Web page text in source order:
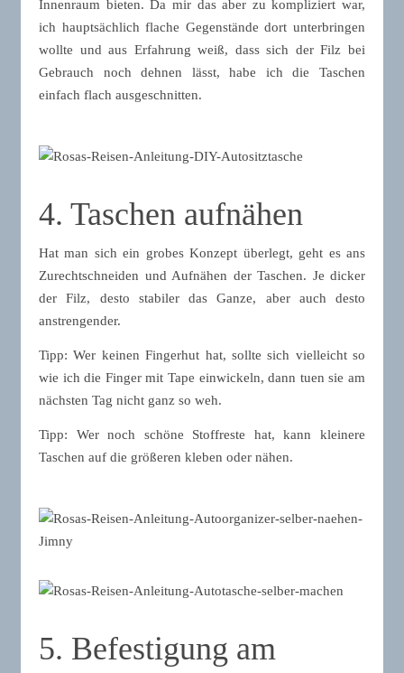
Innenraum bieten. Da mir das aber zu kompliziert war,
ich hauptsächlich flache Gegenstände dort unterbringen
wollte und aus Erfahrung weiß, dass sich der Filz bei
Gebrauch noch dehnen lässt, habe ich die Taschen
einfach flach ausgeschnitten.
4. Taschen aufnähen
Hat man sich ein grobes Konzept überlegt, geht es ans
Zurechtschneiden und Aufnähen der Taschen. Je dicker
der Filz, desto stabiler das Ganze, aber auch desto
anstrengender.
Tipp: Wer keinen Fingerhut hat, sollte sich vielleicht so
wie ich die Finger mit Tape einwickeln, dann tuen sie am
nächsten Tag nicht ganz so weh.
Tipp: Wer noch schöne Stoffreste hat, kann kleinere
Taschen auf die größeren kleben oder nähen.
5. Befestigung am